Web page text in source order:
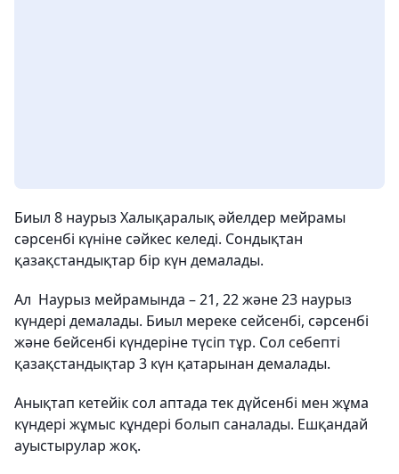
Биыл 8 наурыз Халықаралық әйелдер мейрамы
сәрсенбі күніне сәйкес келеді. Сондықтан
қазақстандықтар бір күн демалады.
Ал Наурыз мейрамында – 21, 22 және 23 наурыз
күндері демалады. Биыл мереке сейсенбі, сәрсенбі
және бейсенбі күндеріне түсіп тұр. Сол себепті
қазақстандықтар 3 күн қатарынан демалады.
Анықтап кетейік сол аптада тек дүйсенбі мен жұма
күндері жұмыс кұндері болып саналады. Ешқандай
ауыстырулар жоқ.